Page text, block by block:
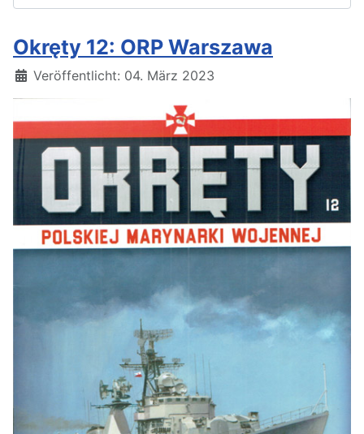
Okręty 12: ORP Warszawa
Details
Veröffentlicht: 04. März 2023